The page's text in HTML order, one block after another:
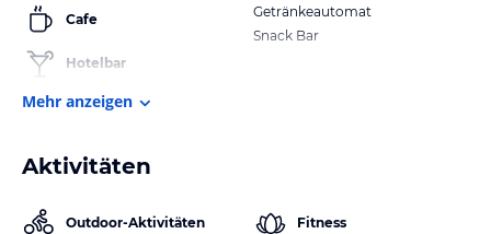
Cafe
Hotelbar
Getränkeautomat
Snack Bar
Mehr anzeigen
Aktivitäten
Outdoor-Aktivitäten Fitness